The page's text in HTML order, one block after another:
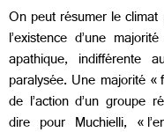
On peut résumer le
l’existence d’une
apathique, indifférente
paralysée. Une majorité
de l’action d’un groupe
dire pour Muchielli, «